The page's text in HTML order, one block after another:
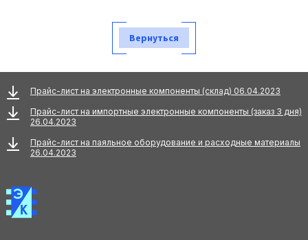
Вернуться
Прайс-лист на электронные компоненты (склад) 06.04.2023
Прайс-лист на импортные электронные компоненты (заказ 3 дня)
26.04.2023
Прайс-лист на паяльное оборудование и расходные материалы
26.04.2023